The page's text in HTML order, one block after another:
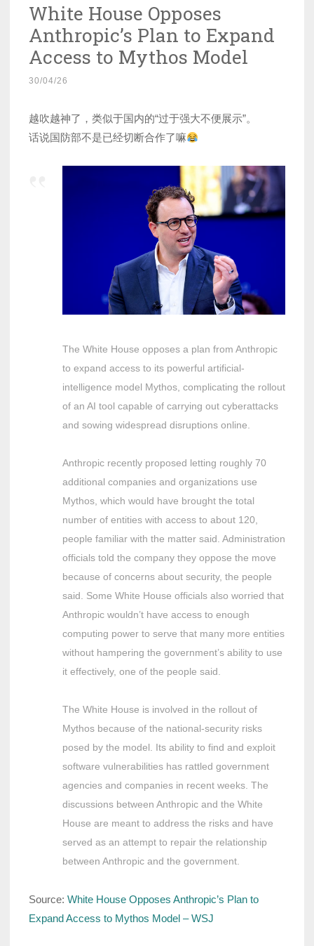
White House Opposes
Anthropic’s Plan to Expand
Access to Mythos Model
30/04/26
越吹越神了，类似于国内的“过于强大不便展示”。
话说国防部不是已经切断合作了嘛
The White House opposes a plan from Anthropic
to expand access to its powerful artificial-
intelligence model Mythos, complicating the rollout
of an AI tool capable of carrying out cyberattacks
and sowing widespread disruptions online.
Anthropic recently proposed letting roughly 70
additional companies and organizations use
Mythos, which would have brought the total
number of entities with access to about 120,
people familiar with the matter said. Administration
officials told the company they oppose the move
because of concerns about security, the people
said. Some White House officials also worried that
Anthropic wouldn’t have access to enough
computing power to serve that many more entities
without hampering the government’s ability to use
it effectively, one of the people said.
The White House is involved in the rollout of
Mythos because of the national-security risks
posed by the model. Its ability to find and exploit
software vulnerabilities has rattled government
agencies and companies in recent weeks. The
discussions between Anthropic and the White
House are meant to address the risks and have
served as an attempt to repair the relationship
between Anthropic and the government.
Source: White House Opposes Anthropic’s Plan to
Expand Access to Mythos Model – WSJ